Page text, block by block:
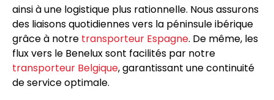
ainsi à une logistique plus rationnelle. Nous assurons
des liaisons quotidiennes vers la péninsule ibérique
grâce à notre transporteur Espagne. De même, les
flux vers le Benelux sont facilités par notre
transporteur Belgique, garantissant une continuité
de service optimale.